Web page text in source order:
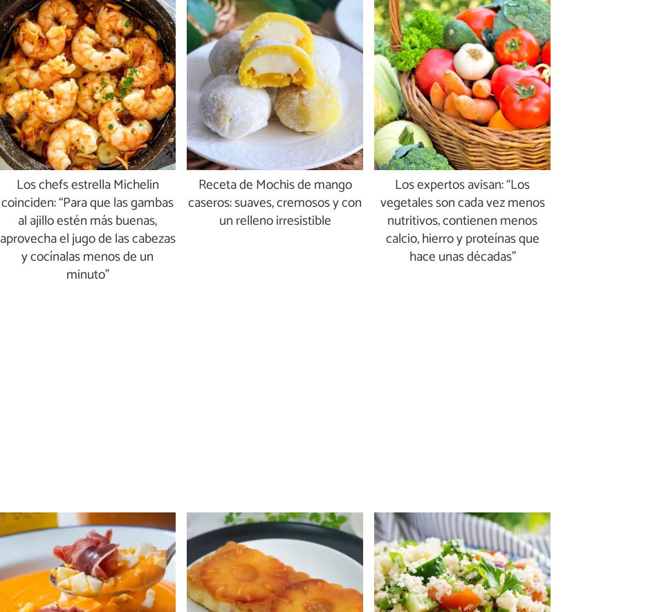
Los chefs estrella Michelin
coinciden: “Para que las gambas
al ajillo estén más buenas,
aprovecha el jugo de las cabezas
y cocínalas menos de un
minuto”
Receta de Mochis de mango
caseros: suaves, cremosos y con
un relleno irresistible
Los expertos avisan: “Los
vegetales son cada vez menos
nutritivos; contienen menos
calcio, hierro y proteínas que
hace unas décadas”